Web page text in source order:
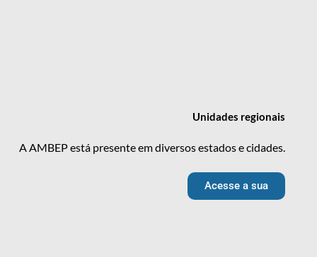
Unidades regionais
A AMBEP está presente em diversos estados e cidades.
Acesse a sua